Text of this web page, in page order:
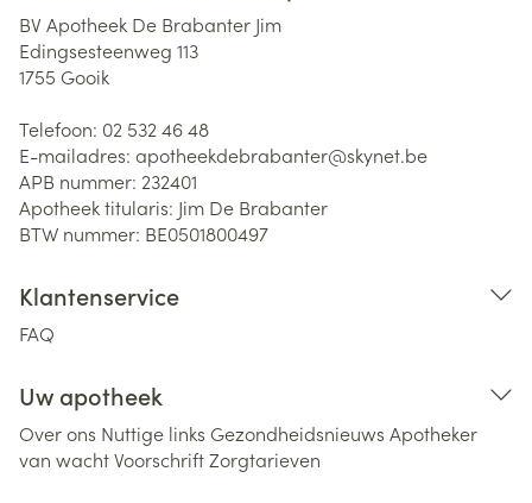
BV Apotheek De Brabanter Jim
Edingsesteenweg 113
1755 Gooik
Telefoon: 02 532 46 48
E-mailadres: apotheekdebrabanter@skynet.be
APB nummer: 232401
Apotheek titularis: Jim De Brabanter
BTW nummer: BE0501800497
Klantenservice
FAQ
Uw apotheek
Over ons Nuttige links Gezondheidsnieuws Apotheker
van wachtVoorschriftZorgtarieven